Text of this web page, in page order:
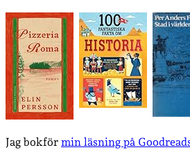
Jag bokför min läsning på